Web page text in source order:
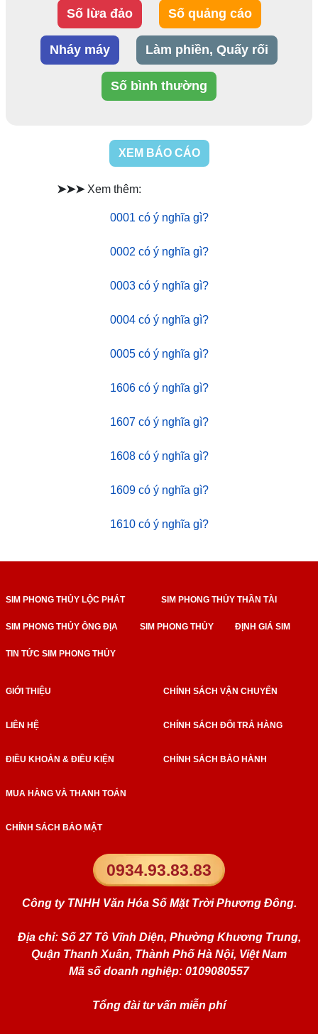
Số lừa đảo Số quảng cáo
Nháy máy Làm phiền, Quấy rối
Số bình thường
XEM BÁO CÁO
➤➤➤ Xem thêm:
0001 có ý nghĩa gì?
0002 có ý nghĩa gì?
0003 có ý nghĩa gì?
0004 có ý nghĩa gì?
0005 có ý nghĩa gì?
1606 có ý nghĩa gì?
1607 có ý nghĩa gì?
1608 có ý nghĩa gì?
1609 có ý nghĩa gì?
1610 có ý nghĩa gì?
SIM PHONG THỦY LỘC PHÁT SIM PHONG THỦY THẦN TÀI
SIM PHONG THỦY ÔNG ĐỊA SIM PHONG THỦY ĐỊNH GIÁ SIM
TIN TỨC SIM PHONG THỦY
0934.93.83.83
Công ty TNHH Văn Hóa Số Mặt Trời Phương Đông.
Địa chỉ: Số 27 Tô Vĩnh Diện, Phường Khương Trung,
Quận Thanh Xuân, Thành Phố Hà Nội, Việt Nam
Mã số doanh nghiệp: 0109080557
Tổng đài tư vấn miễn phí
GIỚI THIỆU
LIÊN HỆ
ĐIỀU KHOẢN & ĐIỀU KIỆN
MUA HÀNG VÀ THANH TOÁN
CHÍNH SÁCH BẢO MẬT
CHÍNH SÁCH VẬN CHUYỂN
CHÍNH SÁCH ĐỔI TRẢ HÀNG
CHÍNH SÁCH BẢO HÀNH